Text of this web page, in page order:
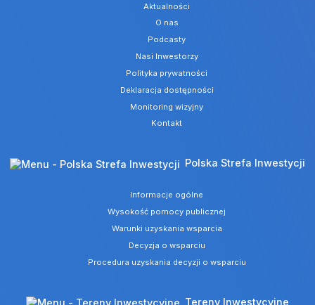
Aktualności
O nas
Podcasty
Nasi Inwestorzy
Polityka prywatności
Deklaracja dostępności
Monitoring wizyjny
Kontakt
Polska Strefa Inwestycji
Informacje ogólne
Wysokość pomocy publicznej
Warunki uzyskania wsparcia
Decyzja o wsparciu
Procedura uzyskania decyzji o wsparciu
Tereny Inwestycyjne